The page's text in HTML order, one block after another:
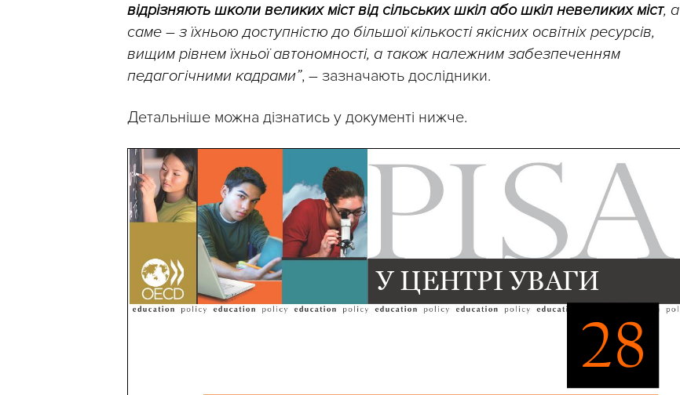
відрізняють школи великих міст від сільських шкіл або шкіл невеликих міст, а
саме – з їхньою доступністю до більшої кількості якісних освітніх ресурсів,
вищим рівнем їхньої автономності, а також належним забезпеченням
педагогічними кадрами”, – зазначають дослідники.
Детальніше можна дізнатись у документі нижче.